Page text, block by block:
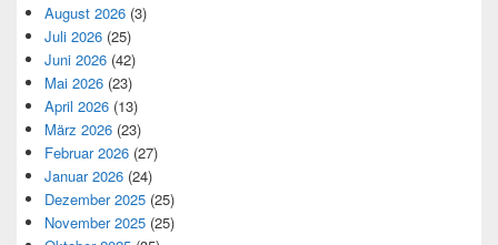
August 2026 (3)
Juli 2026 (25)
Juni 2026 (42)
Mai 2026 (23)
April 2026 (13)
März 2026 (23)
Februar 2026 (27)
Januar 2026 (24)
Dezember 2025 (25)
November 2025 (25)